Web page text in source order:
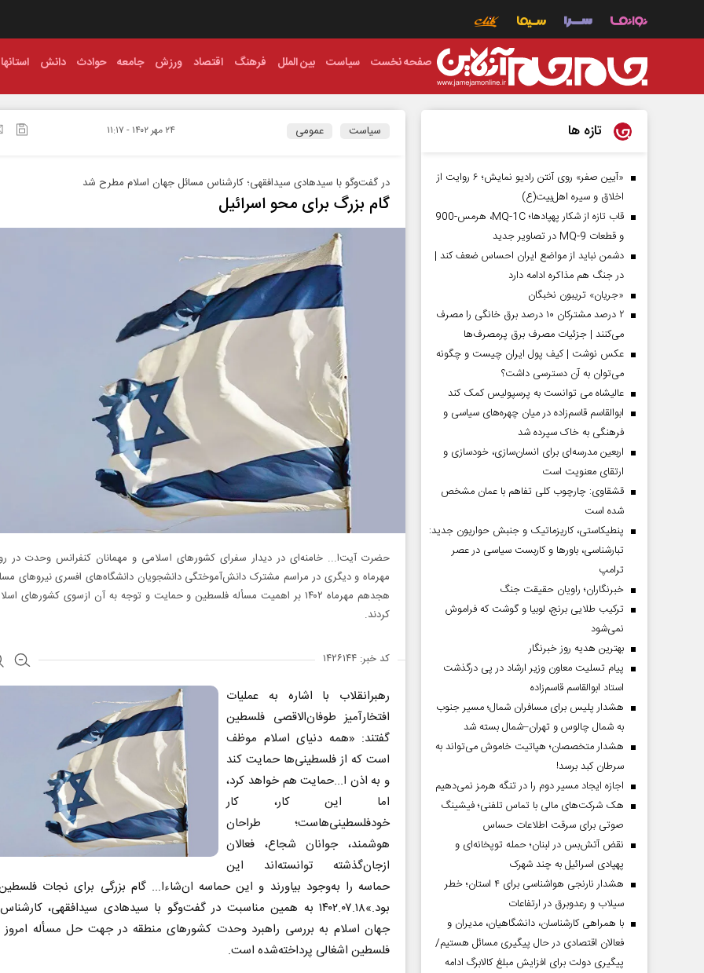
صفحه نخست سیاست بین الملل فرهنگ اقتصاد ورزش جامعه حوادث دانش استانها
سیاست عمومی ۲۴ مهر ۱۴۰۲ - ۱۱:۱۷
در گفت‌وگو با سیدهادی سیدافقهی؛ کارشناس مسائل جهان اسلام مطرح شد
گام بزرگ برای محو اسرائیل
حضرت آیت‌ا... خامنه‌ای در دیدار سفرای کشور‌های اسلامی و مهمانان کنفرانس وحدت در
مهرماه و دیگری در مراسم مشترک دانش‌آموختگی دانشجویان دانشگاه‌های افسری نیروهای
هجدهم مهرماه ۱۴۰۲ بر اهمیت مسأله فلسطین و حمایت و توجه به آن ازسوی کشورهای
کردند.
کد خبر: ۱۴۲۶۱۴۴
رهبرانقلاب با اشاره به عملیات
افتخارآمیز طوفان‌الاقصی فلسطین
گفتند: «همه‌ دنیای اسلام موظف
است که از فلسطینی‌ها حمایت کند
و به اذن ‌ا...حمایت هم خواهد کرد،
اما این کار، کار
خودفلسطینی‌هاست؛ طراحان
هوشمند، جوانان شجاع، فعالان
ازجان‌گذشته توانسته‌اند این
حماسه را به‌وجود بیاورند و این حماسه ان‌شاءا... گام بزرگی برای نجات
بود.»۱۴۰۲.۰۷.۱۸ به همین مناسبت در گفت‌وگو با سیدهادی سیدافقهی،
جهان اسلام به بررسی راهبرد وحدت کشورهای منطقه در جهت حل مسأله امروز
فلسطین اشغالی پرداخته‌شده است.
تازه ها
«آیین صفر» روی آنتن رادیو نمایش؛ ۶ روایت از
اخلاق و سیره اهل‌بیت(ع)
قاب تازه از شکار پهپادها؛ MQ-1C، هرمس-900
و قطعات MQ-9 در تصاویر جدید
دشمن نباید از مواضع ایران احساس ضعف کند |
در جنگ هم مذاکره ادامه دارد
«جریان» تریبون نخبگان
۲ درصد مشترکان ۱۰ درصد برق خانگی را مصرف
می‌کنند | جزئیات مصرف برق پرمصرف‌ها
عکس نوشت | کیف پول ایران چیست و چگونه
می‌توان به آن دسترسی داشت؟
عالیشاه می توانست به پرسپولیس کمک کند
ابوالقاسم قاسم‌زاده در میان چهره‌های سیاسی و
فرهنگی به خاک سپرده شد
اربعین مدرسه‌ای برای انسان‌سازی، خودسازی و
ارتقای معنویت است
قشقاوی: چارچوب کلی تفاهم با عمان مشخص
شده است
پنطیکاستی، کاریزماتیک و جنبش حواریون جدید:
تبارشناسی، باور‌ها و کاربست سیاسی در عصر
ترامپ
خبرنگاران؛ راویان حقیقت جنگ
ترکیب طلایی برنج، لوبیا و گوشت که فراموش
نمی‌شود
بهترین هدیه روز خبرنگار
پیام تسلیت معاون وزیر ارشاد در پی درگذشت
استاد ابوالقاسم قاسم‌زاده
هشدار پلیس برای مسافران شمال؛ مسیر جنوب
به شمال چالوس و تهران–شمال بسته شد
هشدار متخصصان؛ هپاتیت خاموش می‌تواند به
سرطان کبد برسد!
اجازه ایجاد مسیر دوم را در تنگه هرمز نمی‌دهیم
هک شرکت‌های مالی با تماس تلفنی؛ فیشینگ
صوتی برای سرقت اطلاعات حساس
نقض آتش‌بس در لبنان؛ حمله توپخانه‌ای و
پهپادی اسرائیل به چند شهرک
هشدار نارنجی هواشناسی برای ۴ استان؛ خطر
سیلاب و رعدوبرق در ارتفاعات
با همراهی کارشناسان، دانشگاهیان، مدیران و
فعالان اقتصادی در حال پیگیری مسائل هستیم/
پیگیری دولت برای افزایش مبلغ کالابرگ ادامه